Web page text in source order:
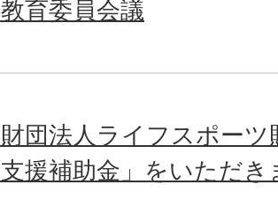
育委員会議
団法人ライフスポー
援補助金」をいただき